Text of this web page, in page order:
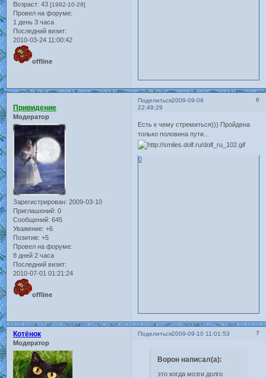
Возраст: 43 [1982-10-28]
Провел на форуме:
1 день 3 часа
Последний визит:
2010-03-24 11:00:42
offline
Поделиться 6
2009-09-09
22:49:29
Привидение
Модератор
Зарегистрирован: 2009-03-10
Приглашений: 0
Сообщений: 645
Уважение: +6
Позитив: +5
Провел на форуме:
8 дней 2 часа
Последний визит:
2010-07-01 01:21:24
offline
Есть к чему стремиться))) Пройдена
только половина пути...
0
Поделиться 7
2009-09-10 11:01:53
Котёнок
Модератор
Ворон написал(а):
это когда мозги долго